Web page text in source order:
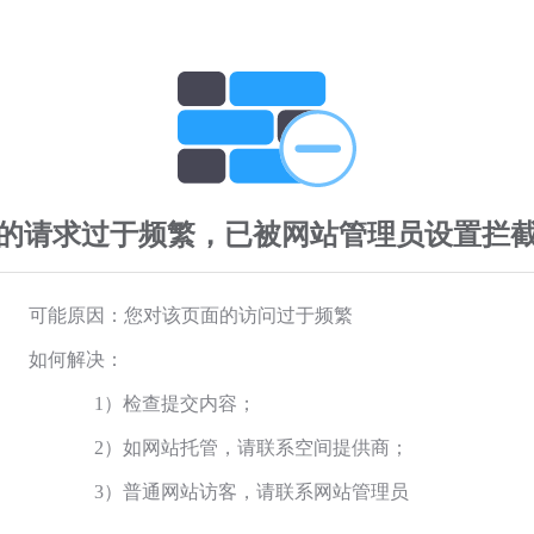
请求过于频繁，已被网站管理员设置拦
可能原因：您对该页面的访问过于频繁
如何解决：
1）检查提交内容；
2）如网站托管，请联系空间提供商；
3）普通网站访客，请联系网站管理员